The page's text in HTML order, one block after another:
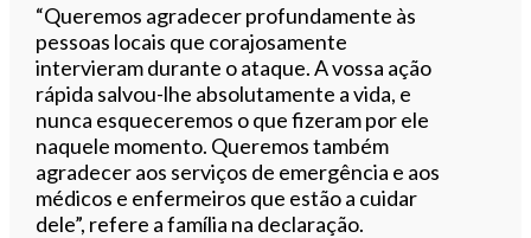
“Queremos agradecer profundamente às
pessoas locais que corajosamente
intervieram durante o ataque. A vossa ação
rápida salvou-lhe absolutamente a vida, e
nunca esqueceremos o que fizeram por ele
naquele momento. Queremos também
agradecer aos serviços de emergência e aos
médicos e enfermeiros que estão a cuidar
dele”, refere a família na declaração.